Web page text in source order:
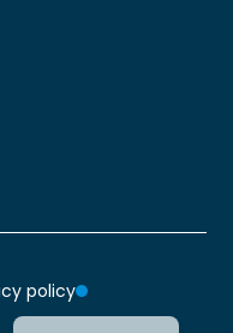
policy